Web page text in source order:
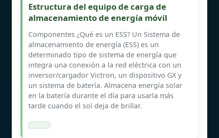
Estructura del equipo de carga de
almacenamiento de energía móvil
Componentes ¿Qué es un ESS? Un Sistema de
almacenamiento de energía (ESS) es un
determinado tipo de sistema de energía que
integra una conexión a la red eléctrica con un
inversor/cargador Victron, un dispositivo GX y
un sistema de batería. Almacena energía solar
en la batería durante el día para usarla más
tarde cuando el sol deja de brillar.